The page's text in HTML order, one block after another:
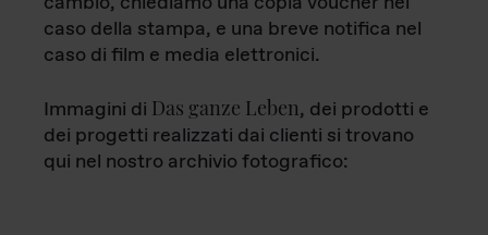
caso della stampa, e una breve notifica nel
caso di film e media elettronici.
Immagini di Das ganze Leben, dei prodotti e
dei progetti realizzati dai clienti si trovano
qui nel nostro archivio fotografico: